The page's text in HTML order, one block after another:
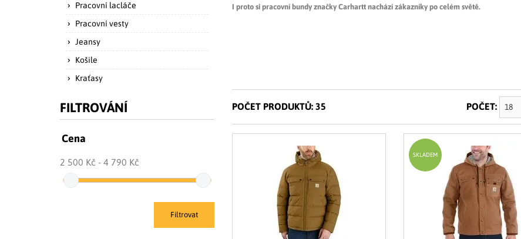
Pracovní lacláče
Pracovní vesty
Jeansy
Košile
Kraťasy
FILTROVÁNÍ
Cena
2 500 Kč 4 790 Kč
Filtrovat
I proto si pracovní bundy značky Carhartt nachází zákazníky po celém světě.
POČET:
POČET PRODUKTŮ: 35
SKLADEM